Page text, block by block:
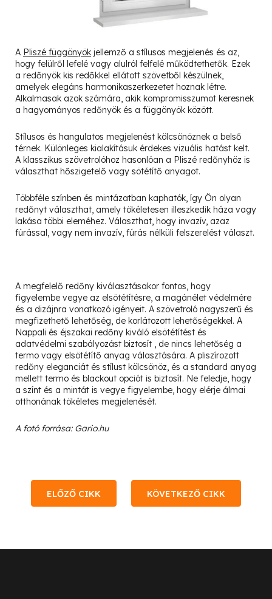
A Pliszé függönyök jellemző a stílusos megjelenés és az,
hogy felülről lefelé vagy alulról felfelé működtethetők. Ezek
a redőnyök kis redőkkel ellátott szövetből készülnek,
amelyek elegáns harmonikaszerkezetet hoznak létre.
Alkalmasak azok számára, akik kompromisszumot keresnek
a hagyományos redőnyök és a függönyök között.
Stílusos és hangulatos megjelenést kölcsönöznek a belső
térnek. Különleges kialakításuk érdekes vizuális hatást kelt.
A klasszikus szövetrolóhoz hasonlóan a Pliszé redőnyhöz is
választhat hőszigetelő vagy sötétítő anyagot.
Többféle színben és mintázatban kaphatók, így Ön olyan
redőnyt választhat, amely tökéletesen illeszkedik háza vagy
lakása többi eleméhez. Választhat, hogy invazív, azaz
fúrással, vagy nem invazív, fúrás nélküli felszerelést választ.
A megfelelő redőny kiválasztásakor fontos, hogy
figyelembe vegye az elsötétítésre, a magánélet védelmére
és a dizájnra vonatkozó igényeit. A szövetroló nagyszerű és
megfizethető lehetőség, de korlátozott lehetőségekkel. A
Nappali és éjszakai redőny kiváló elsötétítést és
adatvédelmi szabályozást biztosít , de nincs lehetőség a
termo vagy elsötétítő anyag választására. A pliszírozott
redőny eleganciát és stílust kölcsönöz, és a standard anyag
mellett termo és blackout opciót is biztosít. Ne feledje, hogy
a színt és a mintát is vegye figyelembe, hogy elérje álmai
otthonának tökéletes megjelenését.
A fotó forrása: Gario.hu
ELŐZŐ CIKK KÖVETKEZŐ CIKK